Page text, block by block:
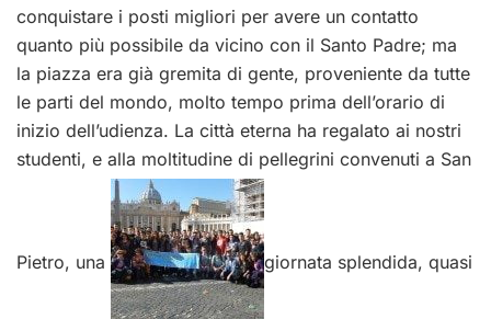
conquistare i posti migliori per avere un contatto
quanto più possibile da vicino con il Santo Padre; ma
la piazza era già gremita di gente, proveniente da tutte
le parti del mondo, molto tempo prima dell’orario di
inizio dell’udienza. La città eterna ha regalato ai nostri
studenti, e alla moltitudine di pellegrini convenuti a San
Pietro, una giornata splendida, quasi